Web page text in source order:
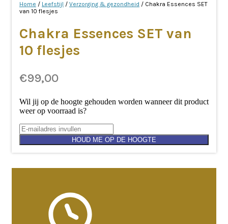
Home / Leefstijl / Verzorging & gezondheid / Chakra Essences SET
van 10 flesjes
Chakra Essences SET van
10 flesjes
€99,00
Wil jij op de hoogte gehouden worden wanneer dit product
weer op voorraad is?
HOUD ME OP DE HOOGTE